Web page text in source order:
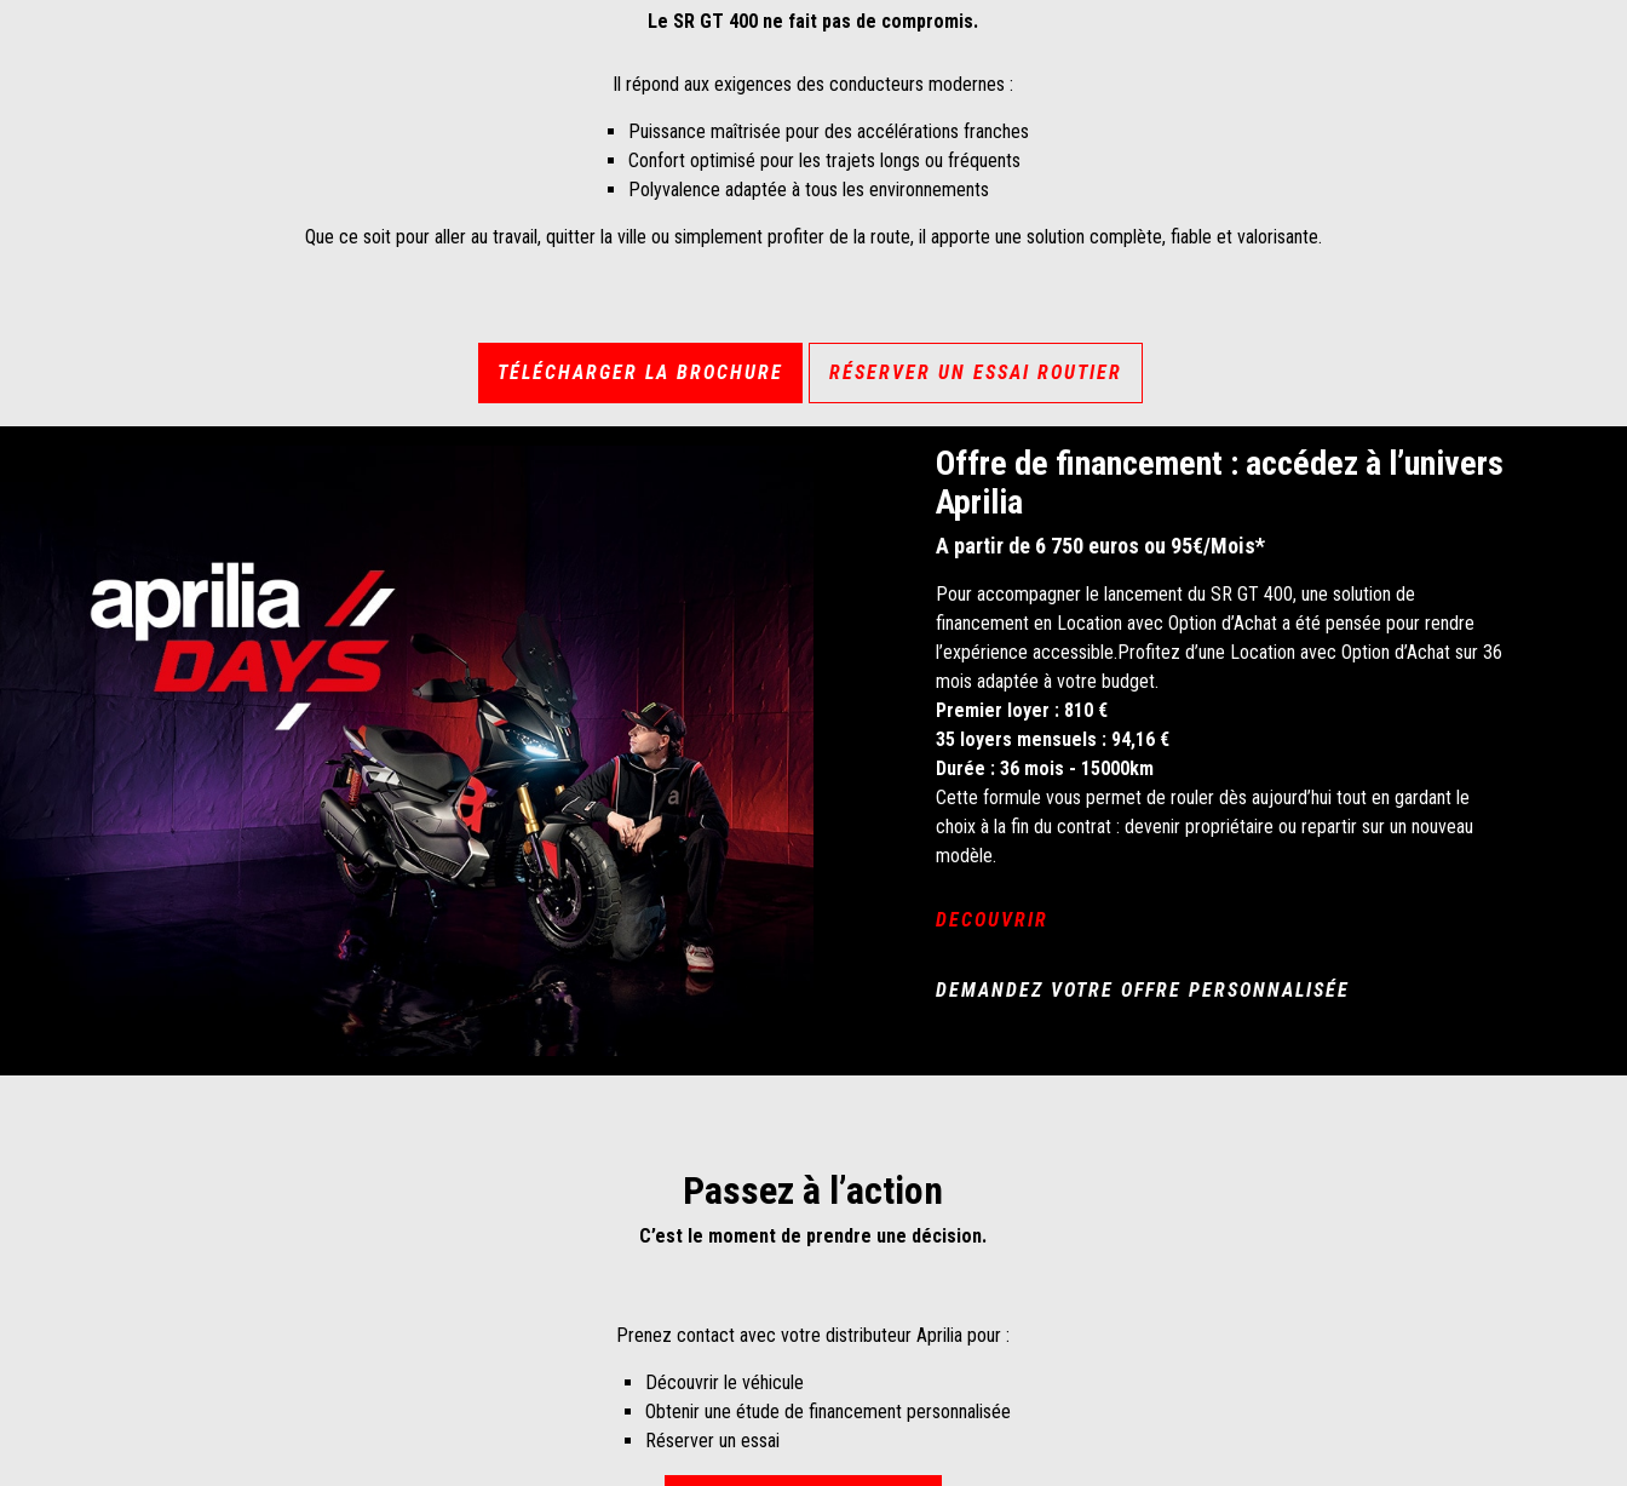
Le SR GT 400 ne fait pas de compromis.
Il répond aux exigences des conducteurs modernes :
Puissance maîtrisée pour des accélérations franches
Confort optimisé pour les trajets longs ou fréquents
Polyvalence adaptée à tous les environnements
Que ce soit pour aller au travail, quitter la ville ou simplement profiter de la route, il apporte une solution complète, fiable et valorisante.
TÉLÉCHARGER LA BROCHURE RÉSERVER UN ESSAI ROUTIER
Offre de financement : accédez à l’univers
Aprilia
A partir de 6 750 euros ou 95€/Mois*
Pour accompagner le lancement du SR GT 400, une solution de
financement en Location avec Option d’Achat a été pensée pour rendre
l’expérience accessible. Profitez d’une Location avec Option d’Achat sur 36
mois adaptée à votre budget.
Premier loyer : 810 €
35 loyers mensuels : 94,16 €
Durée : 36 mois - 15000km
Cette formule vous permet de rouler dès aujourd’hui tout en gardant le
choix à la fin du contrat : devenir propriétaire ou repartir sur un nouveau
modèle.
DECOUVRIR
DEMANDEZ VOTRE OFFRE PERSONNALISÉE
Passez à l’action
C’est le moment de prendre une décision.
Prenez contact avec votre distributeur Aprilia pour :
Découvrir le véhicule
Obtenir une étude de financement personnalisée
Réserver un essai